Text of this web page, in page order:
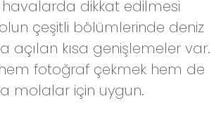
havalarda dikkat edilmesi
çeşitli bölümlerinde deniz
açılan kısa genişlemeler var.
fotoğraf çekmek hem de
molalar için uygun.